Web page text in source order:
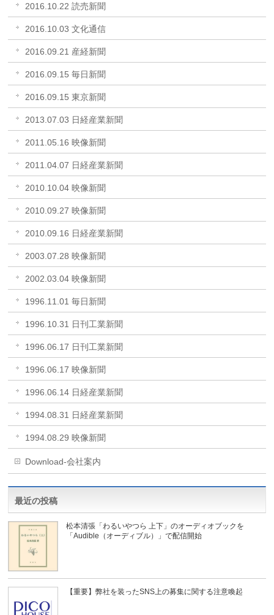
2016.10.22 読売新聞
2016.10.03 文化通信
2016.09.21 産経新聞
2016.09.15 毎日新聞
2016.09.15 東京新聞
2013.07.03 日経産業新聞
2011.05.16 映像新聞
2011.04.07 日経産業新聞
2010.10.04 映像新聞
2010.09.27 映像新聞
2010.09.16 日経産業新聞
2003.07.28 映像新聞
2002.03.04 映像新聞
1996.11.01 毎日新聞
1996.10.31 日刊工業新聞
1996.06.17 日刊工業新聞
1996.06.17 映像新聞
1996.06.14 日経産業新聞
1994.08.31 日経産業新聞
1994.08.29 映像新聞
Download-会社案内
最近の投稿
松本清張「わるいやつら 上下」のオーディオブックを
「Audible（オーディブル）」で配信開始
【重要】弊社を装ったSNS上の募集に関する注意喚起